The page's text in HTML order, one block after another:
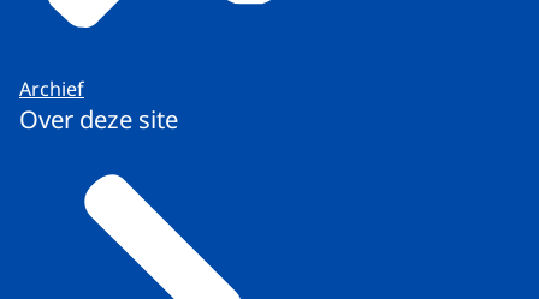
Archief
Over deze site